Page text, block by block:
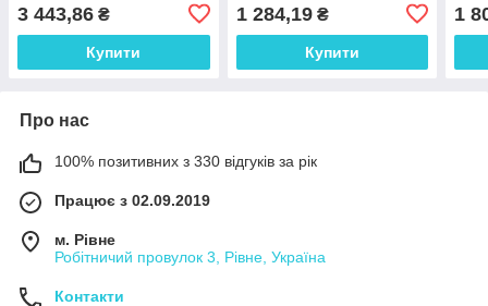
3 443,86 ₴
Купити
60947-2)
1 284,19₴
Купити
1
Про нас
100% позитивних з 330 відгуків за рік
Працює з 02.09.2019
м. Рівне
Робітничий провулок 3, Рівне, Україна
Контакти